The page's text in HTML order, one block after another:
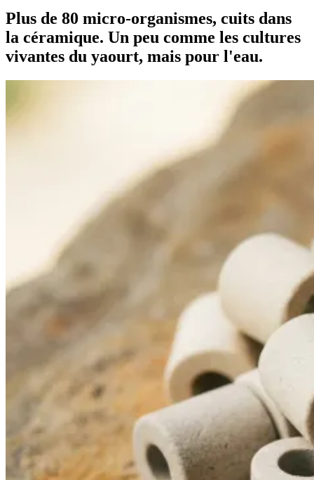
Plus de 80 micro-organismes, cuits dans
la céramique. Un peu comme les cultures
vivantes du yaourt, mais pour l'eau.